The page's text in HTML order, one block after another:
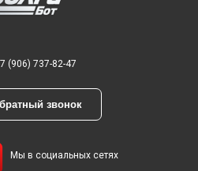
(906) 737-82-47
звонок
Мы в социальных сетях